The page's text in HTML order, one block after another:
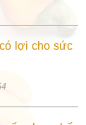
lợi cho sức